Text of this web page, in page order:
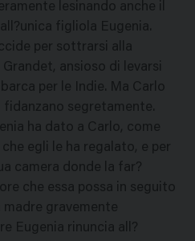
lesinando anche il
figliola Eugenia.
per sottrarsi alla
ansioso di levarsi
per le Indie. Ma Carlo
fidanzano segretamente.
ha dato a Carlo, come
egli le ha regalato, e per
camera donde la far?
che essa possa in seguito
gravemente
Eugenia rinuncia all?